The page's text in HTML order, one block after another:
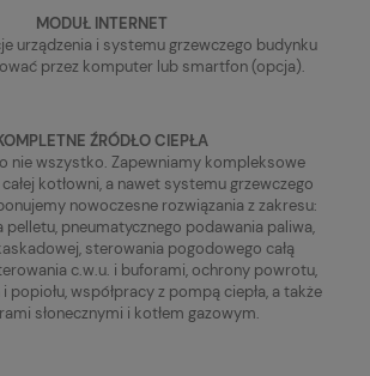
MODUŁ INTERNET
urządzenia i systemu grzewczego budynku
przez komputer lub smartfon (opcja).
ŹRÓDŁO CIEPŁA
nie wszystko. Zapewniamy kompleksowe
kotłowni, a nawet systemu grzewczego
nowoczesne rozwiązania z zakresu:
pelletu, pneumatycznego podawania paliwa,
sterowania pogodowego całą
c.w.u. i buforami, ochrony powrotu,
popiołu, współpracy z pompą ciepła, a także
słonecznymi i kotłem gazowym.